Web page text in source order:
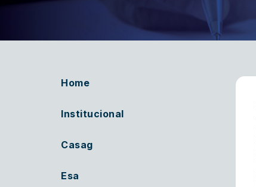
Home
Institucional
Casag
Esa